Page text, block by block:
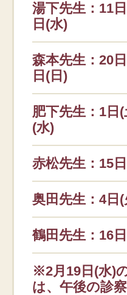
湯下先生：11
日(水)
森本先生：20
日(日)
肥下先生：1日
(水)
赤松先生：15
奥田先生：4日(
鶴田先生：16
※2月19日(水)
は、午後の診